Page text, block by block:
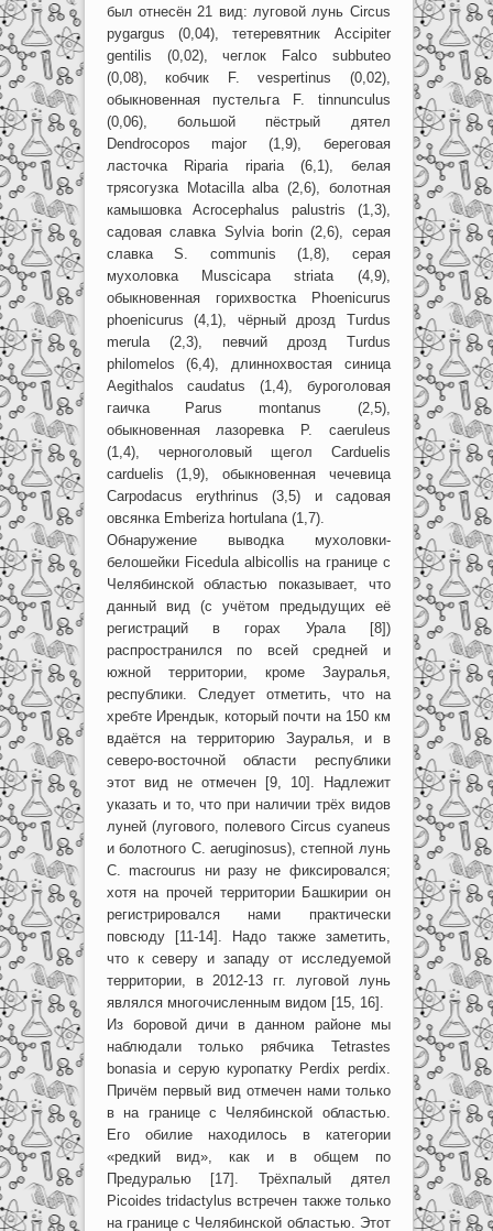
был отнесён 21 вид: луговой лунь Circus
pygargus (0,04), тетеревятник Accipiter
gentilis (0,02), чеглок Falco subbuteo
(0,08), кобчик F. vespertinus (0,02),
обыкновенная пустельга F. tinnunculus
(0,06), большой пёстрый дятел
Dendrocopos major (1,9), береговая
ласточка Riparia riparia (6,1), белая
трясогузка Motacilla alba (2,6), болотная
камышовка Acrocephalus palustris (1,3),
садовая славка Sylvia borin (2,6), серая
славка S. communis (1,8), серая
мухоловка Muscicapa striata (4,9),
обыкновенная горихвостка Phoenicurus
phoenicurus (4,1), чёрный дрозд Turdus
merula (2,3), певчий дрозд Turdus
philomelos (6,4), длиннохвостая синица
Aegithalos caudatus (1,4), буроголовая
гаичка Parus montanus (2,5),
обыкновенная лазоревка P. caeruleus
(1,4), черноголовый щегол Carduelis
carduelis (1,9), обыкновенная чечевица
Carpodacus erythrinus (3,5) и садовая
овсянка Emberiza hortulana (1,7).
Обнаружение выводка мухоловки-
белошейки Ficedula albicollis на границе с
Челябинской областью показывает, что
данный вид (с учётом предыдущих её
регистраций в горах Урала [8])
распространился по всей средней и
южной территории, кроме Зауралья,
республики. Следует отметить, что на
хребте Ирендык, который почти на 150 км
вдаётся на территорию Зауралья, и в
северо-восточной области республики
этот вид не отмечен [9, 10]. Надлежит
указать и то, что при наличии трёх видов
луней (лугового, полевого Circus cyaneus
и болотного C. aeruginosus), степной лунь
C. macrourus ни разу не фиксировался;
хотя на прочей территории Башкирии он
регистрировался нами практически
повсюду [11-14]. Надо также заметить,
что к северу и западу от исследуемой
территории, в 2012-13 гг. луговой лунь
являлся многочисленным видом [15, 16].
Из боровой дичи в данном районе мы
наблюдали только рябчика Tetrastes
bonasia и серую куропатку Perdix perdix.
Причём первый вид отмечен нами только
в на границе с Челябинской областью.
Его обилие находилось в категории
«редкий вид», как и в общем по
Предуралью [17]. Трёхпалый дятел
Picoides tridactylus встречен также только
на границе с Челябинской областью. Этот